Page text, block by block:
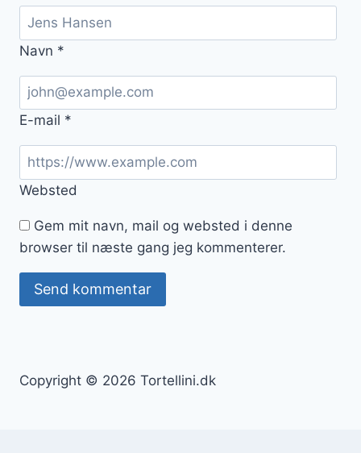
Navn *
E-mail *
Websted
Gem mit navn, mail og websted i denne
browser til næste gang jeg kommenterer.
Copyright © 2026 Tortellini.dk